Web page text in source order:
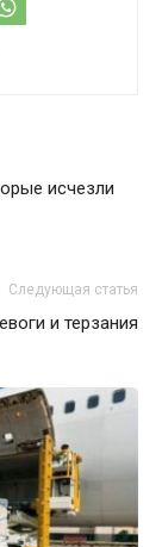
исчезли
Следующая статья
и терзания